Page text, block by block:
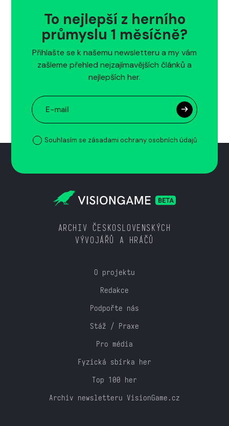
To nejlepší z herního
průmyslu 1 měsíčně?
Přihlašte se k našemu newsletteru a my vám
zašleme přehled nejzajímavějších článků a
nejlepších her.
Souhlasím se zásadami ochrany osobních údajů
ARCHIV ČESKOSLOVENSKÝCH
VÝVOJÁŘŮ A HRÁČŮ
O projektu
Redakce
Podpořte nás
Stáž / Praxe
Pro média
Fyzická sbírka her
Top 100 her
Archiv newsletteru VisionGame.cz